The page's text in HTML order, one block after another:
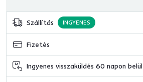
Szállítás INGYENES
Fizetés
Ingyenes visszaküldés 60 napon belül